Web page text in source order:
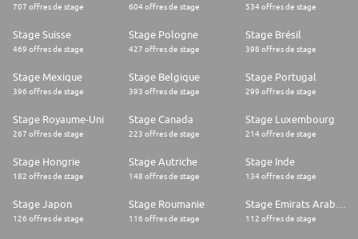
707 offres de stage 604 offres de stage 534 offres de stage
Stage Suisse
469 offres de stage
Stage Pologne
427 offres de stage
Stage Brésil
398 offres de stage
Stage Mexique
396 offres de stage
Stage Belgique
393 offres de stage
Stage Portugal
299 offres de stage
Stage Royaume-Uni
267 offres de stage
Stage Canada
223 offres de stage
Stage Luxembourg
214 offres de stage
Stage Hongrie
182 offres de stage
Stage Autriche
148 offres de stage
Stage Inde
134 offres de stage
Stage Japon
126 offres de stage
Stage Roumanie
116 offres de stage 112 offres de stage